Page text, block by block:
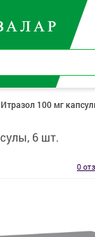
Итразол 100 мг
6 шт.
0